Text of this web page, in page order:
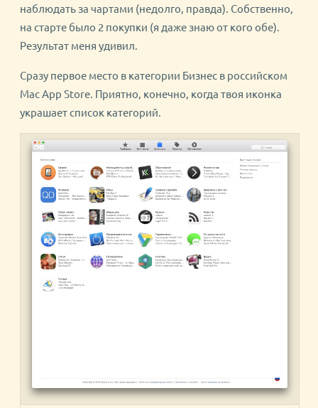
наблюдать за чартами (недолго, правда). Собственно,
на старте было 2 покупки (я даже знаю от кого обе).
Результат меня удивил.
Сразу первое место в категории Бизнес в российском
Mac App Store. Приятно, конечно, когда твоя иконка
украшает список категорий.